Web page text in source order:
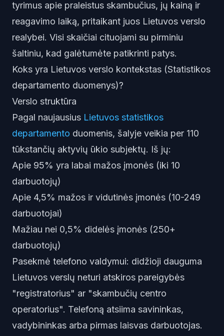
tyrimus apie praleistus skambučius, jų kainą ir
reagavimo laiką, pritaikant juos Lietuvos verslo
realybei. Visi skaičiai cituojami su pirminiu
šaltiniu, kad galėtumėte patikrinti patys.
Koks yra Lietuvos verslo kontekstas (Statistikos
departamento duomenys)?
Verslo struktūra
Pagal naujausius Lietuvos statistikos
departamento duomenis, šalyje veikia per 110
tūkstančių aktyvių ūkio subjektų. Iš jų:
Apie 95% yra labai mažos įmonės (iki 10
darbuotojų)
Apie 4,5% mažos ir vidutinės įmonės (10-249
darbuotojai)
Mažiau nei 0,5% didelės įmonės (250+
darbuotojų)
Pasekmė telefono valdymui: didžioji dauguma
Lietuvos verslų neturi atskiros pareigybės
"registratorius" ar "skambučių centro
operatorius". Telefoną atsiima savininkas,
vadybininkas arba pirmas laisvas darbuotojas.